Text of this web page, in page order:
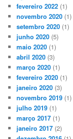
fevereiro 2022 (1)
novembro 2020 (1)
setembro 2020 (1)
junho 2020 (5)
maio 2020 (1)
abril 2020 (3)
março 2020 (1)
fevereiro 2020 (1)
janeiro 2020 (3)
novembro 2019 (1)
julho 2019 (1)
março 2017 (1)
janeiro 2017 (2)